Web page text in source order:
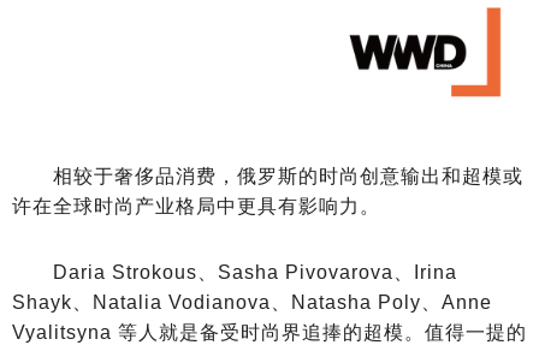
相较于奢侈品消费，俄罗斯的时尚创意输出和超模或
许在全球时尚产业格局中更具有影响力。
Daria Strokous、Sasha Pivovarova、Irina
Shayk、Natalia Vodianova、Natasha Poly、Anne
Vyalitsyna 等人就是备受时尚界追捧的超模。值得一提的